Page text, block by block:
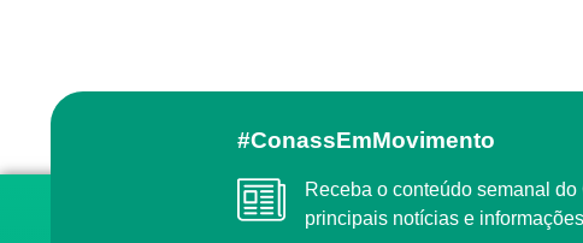
#ConassEmMovimento
Receba o conteúdo semanal do Conass com as
principais notícias e